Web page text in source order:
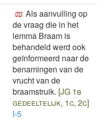
Als aanvulling op
de vraag die in het
lemma Braam is
behandeld werd ook
geïnformeerd naar de
benamingen van de
vrucht van de
braamstruik. [JG 1b
gedeeltelijk, 1c, 2c]
I-5